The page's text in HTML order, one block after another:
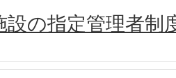
設の指定管理者制